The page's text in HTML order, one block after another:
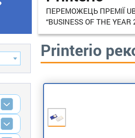
ПЕРЕМОЖЕЦЬ ПРЕМІЇ
“BUSINESS OF THE YEAR
Printerio